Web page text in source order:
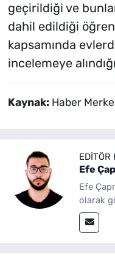
geçirildiği ve
dahil edildiği
kapsamında
incelemeye
Kaynak: Haber
EDITÖR
Efe
Efe
olarak